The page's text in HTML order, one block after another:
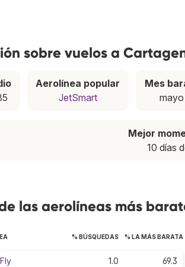
sobre vuelos a
Aerolínea popular
JetSmart
Mes
mayo
Mejor
10 días
las aerolíneas más
% BÚSQUEDAS % LA MÁS BARATA
1.0 69.3